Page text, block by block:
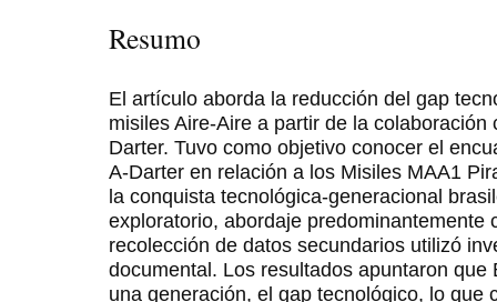
Resumo
El artículo aborda la reducción del gap
misiles Aire-Aire a partir de la
Darter. Tuvo como objetivo conocer el
A-Darter en relación a los Misiles MAA1
la conquista tecnológica-generacional
exploratorio, abordaje predominantemente
recolección de datos secundarios utilizó
documental. Los resultados apuntaron que
una generación, el gap tecnológico, lo que